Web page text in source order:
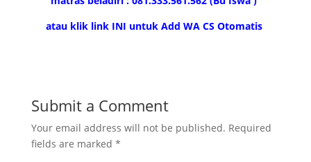
atau klik link INI untuk Add WA CS Otomatis
Submit a Comment
Your email address will not be published. Required
fields are marked *